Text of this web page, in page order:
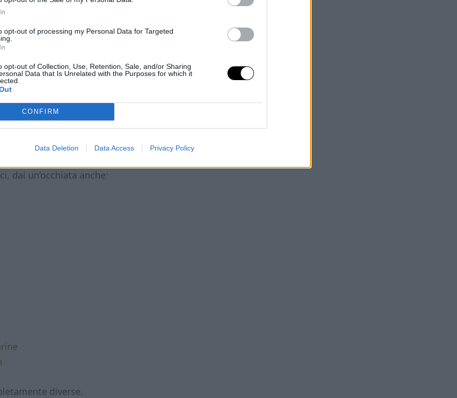
opt-out of processing my Personal Data for Targeted
opt-out of Collection, Use, Retention, Sale, and/or Sharing
Data that Is Unrelated with the Purposes for which it
CONFIRM
Data Deletion Data Access Privacy Policy
low carb
In mezz’ora è pronta e con due porzioni
sono in dieta chetogenica. Funziona,
sembra solo unapizza senza glutine
questo?”.
dai un’occhiata anche:
diverse.